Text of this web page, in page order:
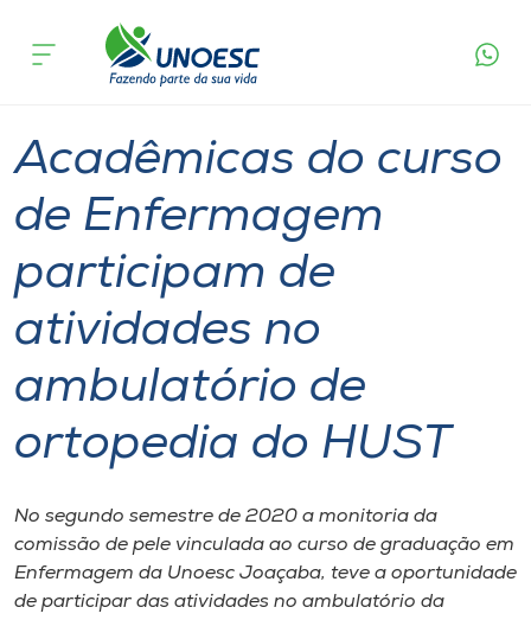
Cursos
Pesquisa
Atendimento ao Estudante
Portal de Ensino
Unoesc
Internacionalização
I.nova
acontece
ortopedia do HUST
Acadêmicas do curso
de Enfermagem
participam de
atividades no
ambulatório de
ortopedia do HUST
No segundo semestre de 2020 a monitoria da
comissão de pele vinculada ao curso de graduação em
Enfermagem da Unoesc Joaçaba, teve a oportunidade
de participar das atividades no ambulatório da